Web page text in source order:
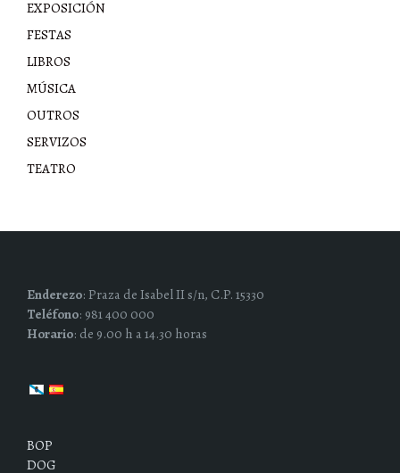
EXPOSICIÓN
FESTAS
LIBROS
MÚSICA
OUTROS
SERVIZOS
TEATRO
Enderezo: Praza de Isabel II s/n, C.P. 15330
Teléfono: 981 400 000
Horario: de 9.00 h a 14.30 horas
BOP
DOG